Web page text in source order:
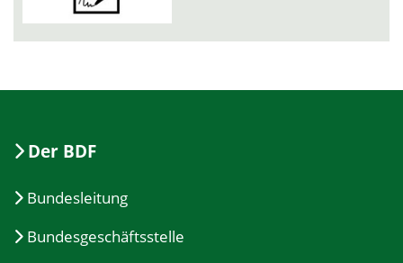
Der BDF
Bundesleitung
Bundesgeschäftsstelle